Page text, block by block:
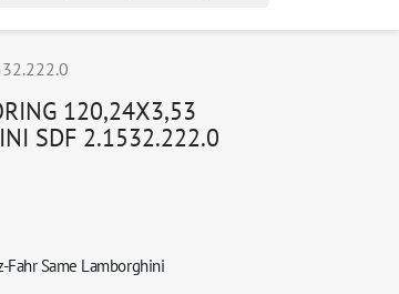
120,24X3,53
SDF 2.1532.222.0
Fahr Same Lamborghini